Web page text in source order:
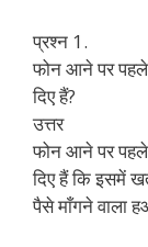
प्रश्न 1.
फोन आने पर पहले
दिए हैं?
उत्तर
फोन आने पर
दिए हैं कि इसमें
पैसे माँगने वाला